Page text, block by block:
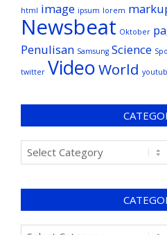
html image ipsum lorem
Newsbeat Oktober
Penulisan Samsung Science
twitter VideoWorld